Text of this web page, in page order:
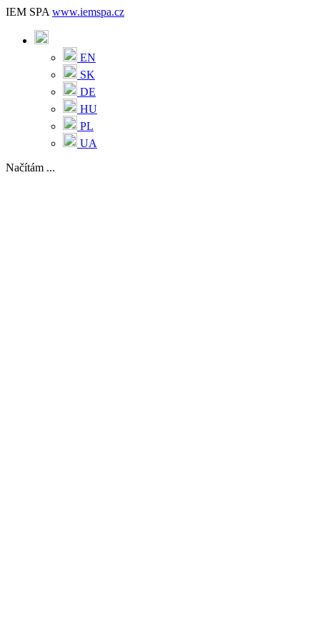
IEM SPA www.iemspa.cz
EN
SK
DE
HU
PL
UA
Načítám ...